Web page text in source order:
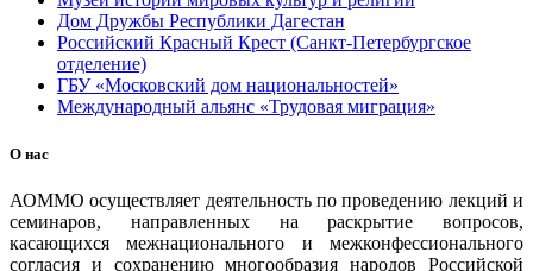
Дом Дружбы Республики Дагестан
Российский Красный Крест (Санкт-Петербургское
отделение)
ГБУ «Московский дом национальностей»
Международный альянс «Трудовая миграция»
О нас
АОММО осуществляет деятельность по проведению лекций и
семинаров, направленных на раскрытие вопросов,
касающихся межнационального и межконфессионального
согласия и сохранению многообразия народов Российской